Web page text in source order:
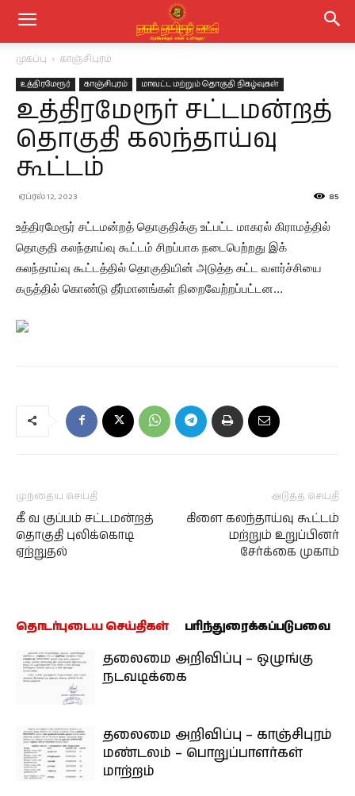
முகப்பு காஞ்சிபுரம்
உத்திரமேரூர் காஞ்சிபுரம் மாவட்ட மற்றும் தொகுதி நிகழ்வுகள்
உத்திரமேரூர் சட்டமன்றத்
தொகுதி கலந்தாய்வு
கூட்டம்
ஏப்ரல் 12, 2023 85
உத்திரமேரூர் சட்டமன்றத் தொகுதிக்கு உட்பட்ட மாகரல் கிராமத்தில்
தொகுதி கலந்தாய்வு கூட்டம் சிறப்பாக நடைபெற்றது இக்
கலந்தாய்வு கூட்டத்தில் தொகுதியின் அடுத்த கட்ட வளர்ச்சியை
கருத்தில் கொண்டு தீர்மானங்கள் நிறைவேற்றப்பட்டன…
முந்தைய செய்தி
கீ வ குப்பம் சட்டமன்றத்
தொகுதி புலிக்கொடி
ஏற்றுதல்
அடுத்த செய்தி
கிளை கலந்தாய்வு கூட்டம்
மற்றும் உறுப்பினர்
சேர்க்கை முகாம்
தொடர்புடைய செய்திகள் பரிந்துரைக்கப்படுபவை
தலைமை அறிவிப்பு – ஒழுங்கு
நடவடிக்கை
தலைமை அறிவிப்பு – காஞ்சிபுரம்
மண்டலம் – பொறுப்பாளர்கள்
மாற்றம்